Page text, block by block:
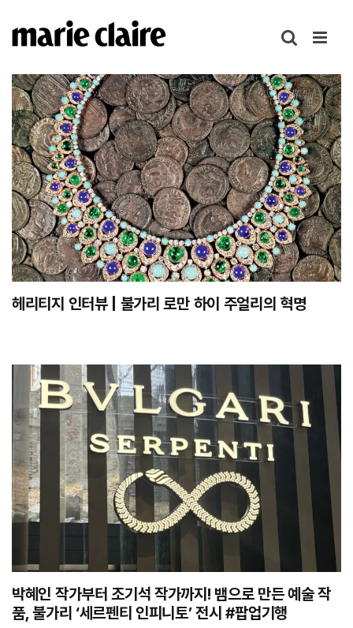
텐
로
건
너
뛰
기
헤리티지 인터뷰 | 불가리 로만 하이 주얼리의 혁명
박혜인 작가부터 조기석 작가까지! 뱀으로 만든 예술 작
품, 불가리 ‘세르펜티 인피니토’ 전시 #팝업기행